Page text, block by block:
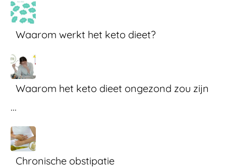
Waarom werkt het keto dieet?
Waarom het keto dieet ongezond zou zijn
...
Chronische obstipatie